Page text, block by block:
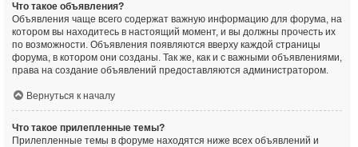
Что такое объявления?
Объявления чаще всего содержат важную информацию для форума, на
котором вы находитесь в настоящий момент, и вы должны прочесть их
по возможности. Объявления появляются вверху каждой страницы
форума, в котором они созданы. Так же, как и с важными объявлениями,
права на создание объявлений предоставляются администратором.
Вернуться к началу
Что такое прилепленные темы?
Прилепленные темы в форуме находятся ниже всех объявлений и